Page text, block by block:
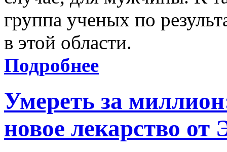
группа ученых по
в этой области.
Подробнее
Умереть за
новое лекарство от